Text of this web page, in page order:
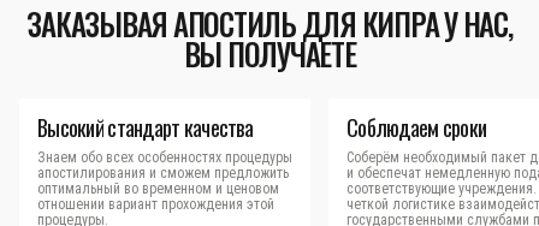
ЗАКАЗЫВАЯ АПОСТИЛЬ ДЛЯ КИПРА У НАС,
ВЫ ПОЛУЧАЕТЕ
Высокий стандарт качества
Знаем обо всех особенностях процедуры
апостилирования и сможем предложить
оптимальный во временном и ценовом
отношении вариант прохождения этой
процедуры.
Соблюдаем сроки
Соберём необходимый пакет
и обеспечат немедленную
соответствующие
четкой логистике
государственными службами